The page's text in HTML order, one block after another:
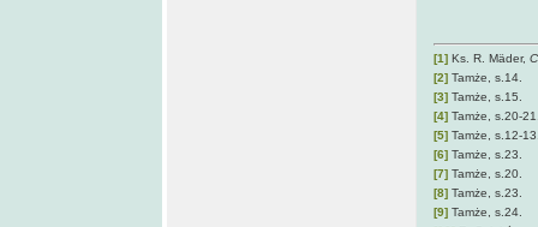
[1] Ks. R. Mäder,
[2] Tamże, s.14.
[3] Tamże, s.15.
[4] Tamże, s.20-
[5] Tamże, s.12-
[6] Tamże, s.23.
[7] Tamże, s.20.
[8] Tamże, s.23.
[9] Tamże, s.24.